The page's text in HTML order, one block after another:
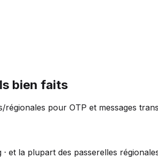
bien faits
régionales pour OTP et messages
· et la plupart des passerelles